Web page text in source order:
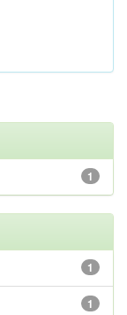
1
1
1